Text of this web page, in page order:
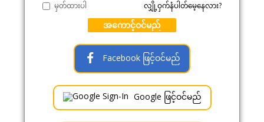
မှတ်ထားပါ လျှို့ဝှက်နံပါတ်မေ့နေလား?
အကောင့်ဝင်မည်
Facebook ဖြင့်ဝင်မည်
Google ဖြင့်ဝင်မည်